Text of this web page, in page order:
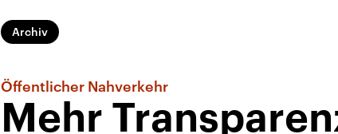
Archiv
Öffentlicher Nahverkehr
Mehr